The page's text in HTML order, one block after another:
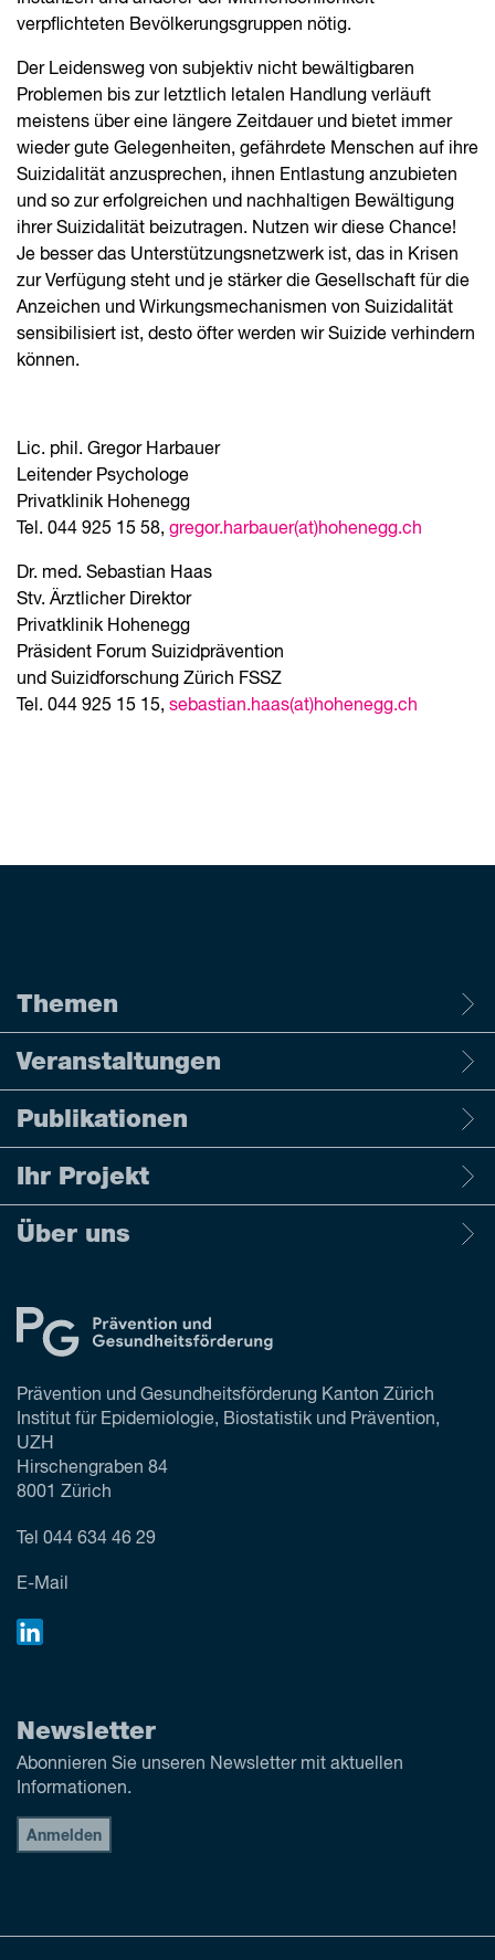
verpflichteten Bevölkerungsgruppen nötig.
Der Leidensweg von subjektiv nicht bewältigbaren
Problemen bis zur letztlich letalen Handlung verläuft
meistens über eine längere Zeitdauer und bietet immer
wieder gute Gelegenheiten, gefährdete Menschen auf ihre
Suizidalität anzusprechen, ihnen Entlastung anzubieten
und so zur erfolgreichen und nachhaltigen Bewältigung
ihrer Suizidalität beizutragen. Nutzen wir diese Chance!
Je besser das Unterstützungsnetzwerk ist, das in Krisen
zur Verfügung steht und je stärker die Gesellschaft für die
Anzeichen und Wirkungsmechanismen von Suizidalität
sensibilisiert ist, desto öfter werden wir Suizide verhindern
können.
Lic. phil. Gregor Harbauer
Leitender Psychologe
Privatklinik Hohenegg
Tel. 044 925 15 58, gregor.harbauer(at)hohenegg.ch
Dr. med. Sebastian Haas
Stv. Ärztlicher Direktor
Privatklinik Hohenegg
Präsident Forum Suizidprävention
und Suizidforschung Zürich FSSZ
Tel. 044 925 15 15, sebastian.haas(at)hohenegg.ch
Themen
Veranstaltungen
Publikationen
Ihr Projekt
Über uns
Prävention und Gesundheitsförderung Kanton Zürich
Institut für Epidemiologie, Biostatistik und Prävention,
UZH
Hirschengraben 84
8001 Zürich
Tel 044 634 46 29
E-Mail
Newsletter
Abonnieren Sie unseren Newsletter mit aktuellen
Informationen.
Anmelden